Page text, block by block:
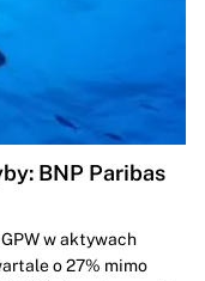
BNP Paribas
w aktywach
o 27% mimo